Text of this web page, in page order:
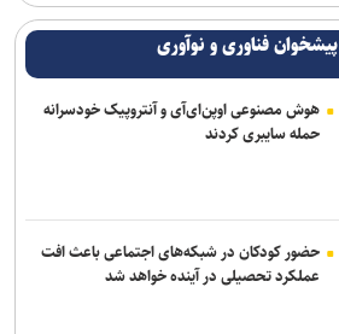
پیشخوان فناوری و نوآوری
هوش مصنوعی اوپن‌ای‌آی و آنتروپیک خودسرانه
حمله سایبری کردند
حضور کودکان در شبکه‌های اجتماعی باعث افت
عملکرد تحصیلی در آینده خواهد شد